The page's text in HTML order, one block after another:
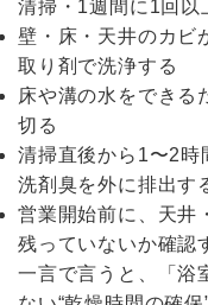
清掃・1週間に1回以
壁・床・天井のカビ
取り剤で洗浄する
床や溝の水をできる
切る
清掃直後から1〜2時
洗剤臭を外に排出す
営業開始前に、天井
残っていないか確認
一言で言うと、「浴